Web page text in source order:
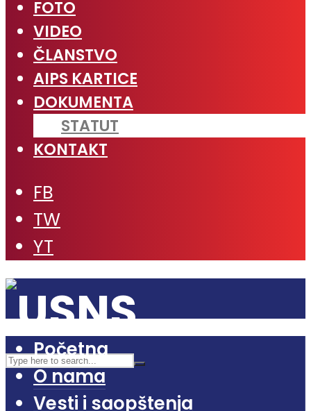
FOTO
VIDEO
ČLANSTVO
AIPS KARTICE
DOKUMENTA
STATUT
KONTAKT
FB
TW
YT
Početna
O nama
Vesti i saopštenja